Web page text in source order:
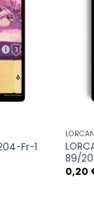
Ajouter
à la liste
d’envies
Fr-1
89/
0,20